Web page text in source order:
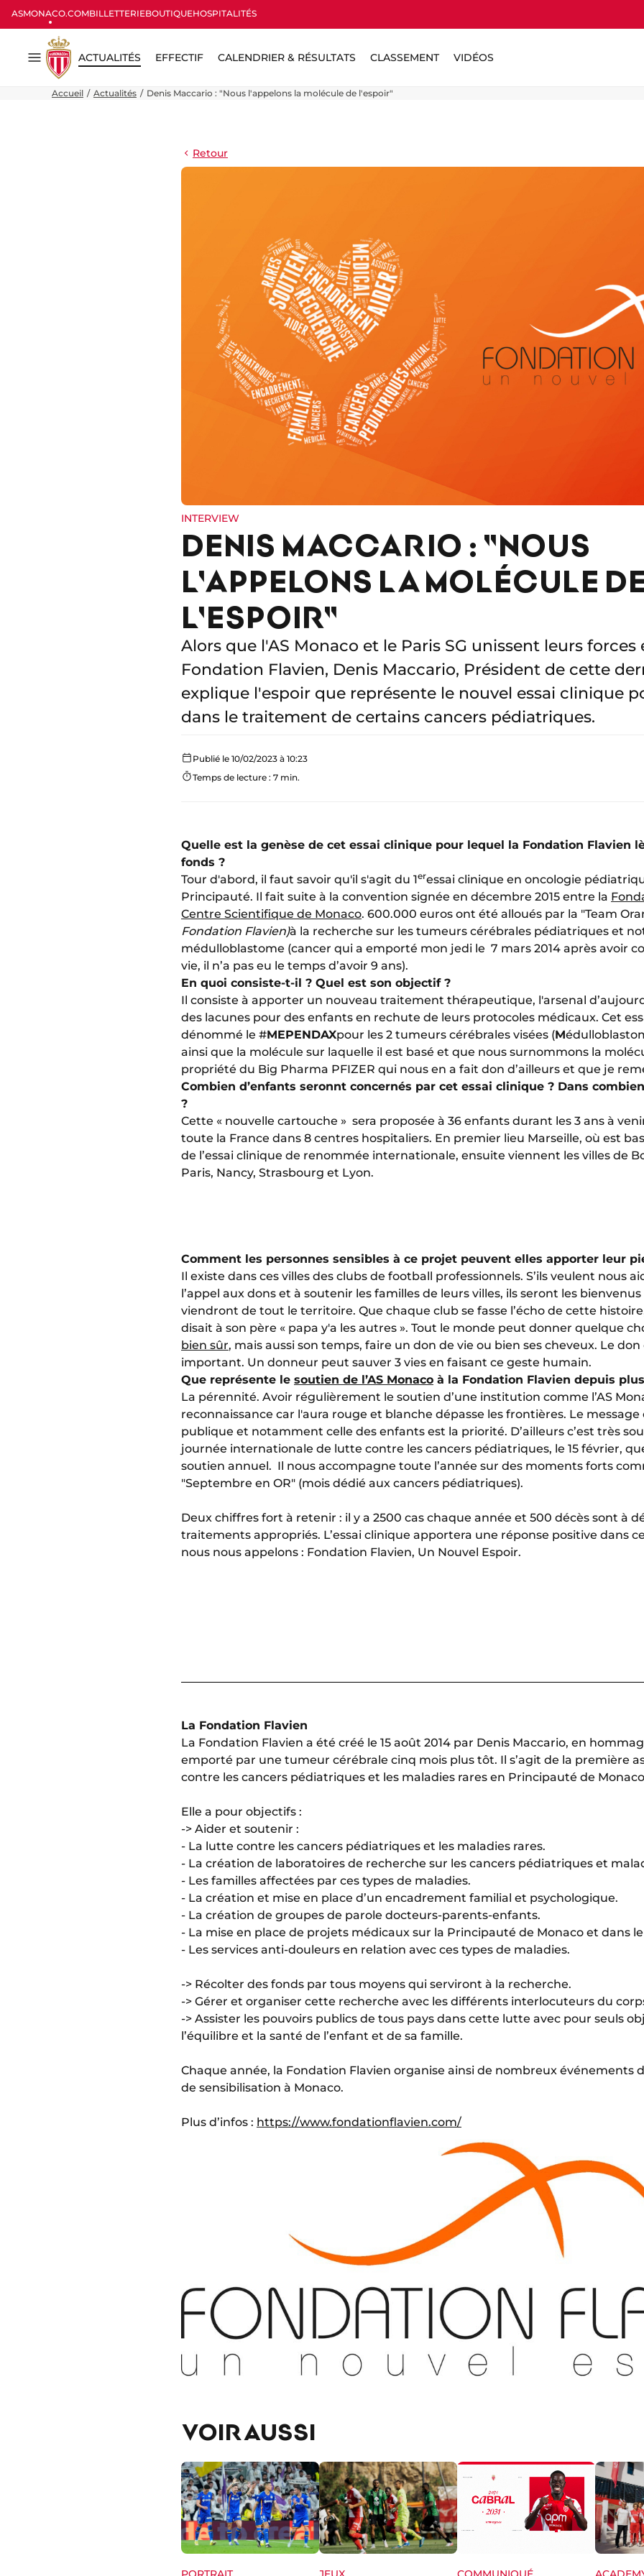
ASMONACO.COMBILLETTERIEBOUTIQUEHOSPITALITÉS
Menu
ACTUALITÉS EFFECTIF CALENDRIER & RÉSULTATS CLASSEMENT VIDÉOS
Accueil Actualités Denis Maccario : "Nous l'appelons la molécule de l'espoir"
Retour
INTERVIEW
DENIS MACCARIO : "NOUS
L'APPELONS LA MOLÉCULE
L'ESPOIR"
Alors que l'AS Monaco et le Paris SG unissent leurs forces
Fondation Flavien, Denis Maccario, Président de cette
explique l'espoir que représente le nouvel essai clinique
dans le traitement de certains cancers pédiatriques.
Publié le 10/02/2023 à 10:23
Temps de lecture : 7 min.
Quelle est la genèse de cet essai clinique pour lequel la Fondation Flavien
fonds ?
Tour d'abord, il faut savoir qu'il s'agit du 1eressai clinique en oncologie
Principauté. Il fait suite à la convention signée en décembre 2015 entre la
Centre Scientifique de Monaco. 600.000 euros ont été alloués par la "Team
Fondation Flavien)à la recherche sur les tumeurs cérébrales pédiatriques et
médulloblastome (cancer qui a emporté mon jedi le 7 mars 2014 après avoir
vie, il n’a pas eu le temps d’avoir 9 ans).
En quoi consiste-t-il ? Quel est son objectif ?
Il consiste à apporter un nouveau traitement thérapeutique, l'arsenal
des lacunes pour des enfants en rechute de leurs protocoles médicaux. Cet
dénommé le #MEPENDAXpour les 2 tumeurs cérébrales visées (M
ainsi que la molécule sur laquelle il est basé et que nous surnommons la
propriété du Big Pharma PFIZER qui nous en a fait don d’ailleurs et que je
Combien d’enfants seronnt concernés par cet essai clinique ? Dans
?
Cette « nouvelle cartouche » sera proposée à 36 enfants durant les 3 ans à
toute la France dans 8 centres hospitaliers. En premier lieu Marseille, où est
de l’essai clinique de renommée internationale, ensuite viennent les villes de
Paris, Nancy, Strasbourg et Lyon.
Comment les personnes sensibles à ce projet peuvent elles apporter leur
Il existe dans ces villes des clubs de football professionnels. S’ils veulent nous
l’appel aux dons et à soutenir les familles de leurs villes, ils seront les
viendront de tout le territoire. Que chaque club se fasse l’écho de cette
disait à son père « papa y'a les autres ». Tout le monde peut donner quelque
bien sûr, mais aussi son temps, faire un don de vie ou bien ses cheveux. Le
important. Un donneur peut sauver 3 vies en faisant ce geste humain.
Que représente le soutien de l’AS Monaco à la Fondation Flavien depuis
La pérennité. Avoir régulièrement le soutien d’une institution comme l’AS
reconnaissance car l'aura rouge et blanche dépasse les frontières. Le
publique et notamment celle des enfants est la priorité. D’ailleurs c’est très
journée internationale de lutte contre les cancers pédiatriques, le 15 février,
soutien annuel. Il nous accompagne toute l’année sur des moments forts
"Septembre en OR" (mois dédié aux cancers pédiatriques).
Deux chiffres fort à retenir : il y a 2500 cas chaque année et 500 décès sont à
traitements appropriés. L’essai clinique apportera une réponse positive dans
nous nous appelons : Fondation Flavien, Un Nouvel Espoir.
La Fondation Flavien
La Fondation Flavien a été créé le 15 août 2014 par Denis Maccario, en
emporté par une tumeur cérébrale cinq mois plus tôt. Il s’agit de la première
contre les cancers pédiatriques et les maladies rares en Principauté de
Elle a pour objectifs :
-> Aider et soutenir :
- La lutte contre les cancers pédiatriques et les maladies rares.
- La création de laboratoires de recherche sur les cancers pédiatriques et
- Les familles affectées par ces types de maladies.
- La création et mise en place d’un encadrement familial et psychologique.
- La création de groupes de parole docteurs-parents-enfants.
- La mise en place de projets médicaux sur la Principauté de Monaco et dans
- Les services anti-douleurs en relation avec ces types de maladies.
-> Récolter des fonds par tous moyens qui serviront à la recherche.
-> Gérer et organiser cette recherche avec les différents interlocuteurs du
-> Assister les pouvoirs publics de tous pays dans cette lutte avec pour seuls
l’équilibre et la santé de l’enfant et de sa famille.
Chaque année, la Fondation Flavien organise ainsi de nombreux événements
de sensibilisation à Monaco.
Plus d’infos : https://www.fondationflavien.com/
VOIR AUSSI